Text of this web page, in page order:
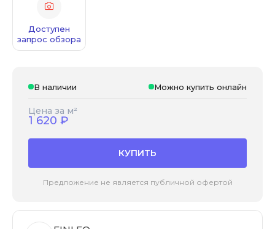
Доступен
запрос обзора
В наличии Можно купить онлайн
Цена за м²
1 620 ₽
КУПИТЬ
Предложение не является публичной офертой